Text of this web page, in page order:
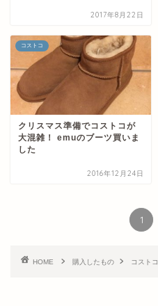
2017年8月22日
コストコ
クリスマス準備でコストコが
大混雑！ emuのブーツ買いま
した
2016年12月24日
1
HOME 購入したもの コストコ